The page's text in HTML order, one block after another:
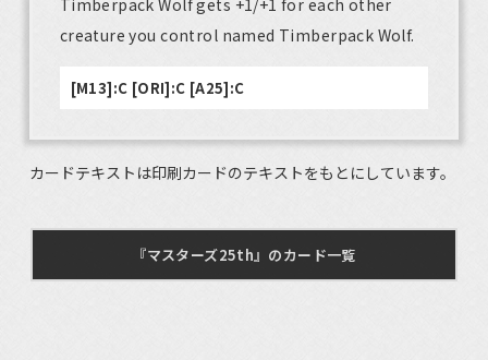
Timberpack Wolf gets +1/+1 for each other
creature you control named Timberpack Wolf.
[M13]:C [ORI]:C [A25]:C
カードテキストは印刷カードのテキストをもとにしています。
『マスターズ25th』のカード一覧